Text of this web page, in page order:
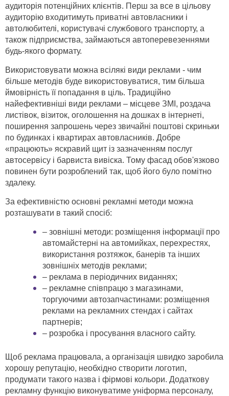
аудиторія потенційних клієнтів. Перш за все в цільову
аудиторію входитимуть приватні автовласники і
автолюбителі, користувачі службового транспорту, а
також підприємства, займаються автоперевезеннями
будь-якого формату.
Використовувати можна всілякі види реклами - чим
більше методів буде використовуватися, тим більша
ймовірність її попадання в ціль. Традиційно
найефективніші види реклами – місцеве ЗМІ, роздача
листівок, візиток, оголошення на дошках в інтернеті,
поширення запрошень через звичайні поштові скриньки
по будинках і квартирах автовласників. Добре
«працюють» яскравий щит із зазначенням послуг
автосервісу і барвиста вивіска. Тому фасад обов'язково
повинен бути розроблений так, щоб його було помітно
здалеку.
За ефективністю основні рекламні методи можна
розташувати в такий спосіб:
– зовнішні методи: розміщення інформації про
автомайстерні на автомийках, перехрестях,
використання розтяжок, банерів та інших
зовнішніх методів реклами;
– реклама в періодичних виданнях;
– рекламне співпрацю з магазинами,
торгуючими автозапчастинами: розміщення
реклами на рекламних стендах і сайтах
партнерів;
– розробка і просування власного сайту.
Щоб реклама працювала, а організація швидко заробила
хорошу репутацію, необхідно створити логотип,
продумати такого назва і фірмові кольори. Додаткову
рекламну функцію виконуватиме уніформа персоналу,